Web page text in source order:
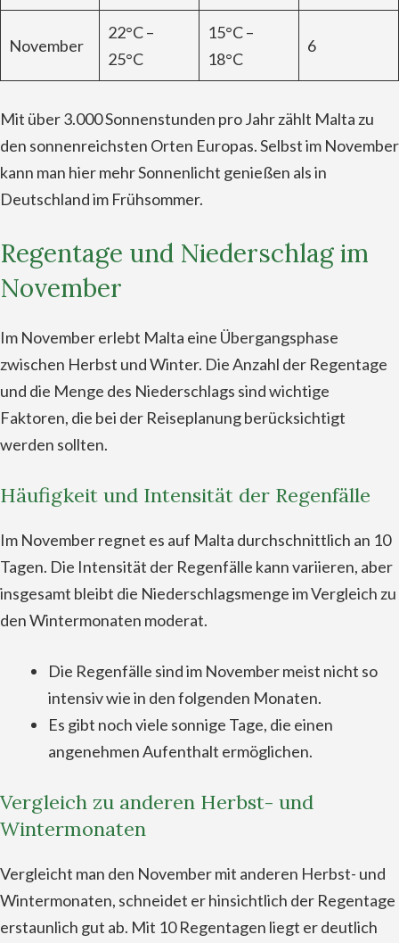
November
22°C –
25°C
15°C –
18°C
6
Mit über 3.000 Sonnenstunden pro Jahr zählt Malta zu
den sonnenreichsten Orten Europas. Selbst im November
kann man hier mehr Sonnenlicht genießen als in
Deutschland im Frühsommer.
Regentage und Niederschlag im
November
Im November erlebt Malta eine Übergangsphase
zwischen Herbst und Winter. Die Anzahl der Regentage
und die Menge des Niederschlags sind wichtige
Faktoren, die bei der Reiseplanung berücksichtigt
werden sollten.
Häufigkeit und Intensität der Regenfälle
Im November regnet es auf Malta durchschnittlich an 10
Tagen. Die Intensität der Regenfälle kann variieren, aber
insgesamt bleibt die Niederschlagsmenge im Vergleich zu
den Wintermonaten moderat.
Die Regenfälle sind im November meist nicht so
intensiv wie in den folgenden Monaten.
Es gibt noch viele sonnige Tage, die einen
angenehmen Aufenthalt ermöglichen.
Vergleich zu anderen Herbst- und
Wintermonaten
Vergleicht man den November mit anderen Herbst- und
Wintermonaten, schneidet er hinsichtlich der Regentage
erstaunlich gut ab. Mit 10 Regentagen liegt er deutlich